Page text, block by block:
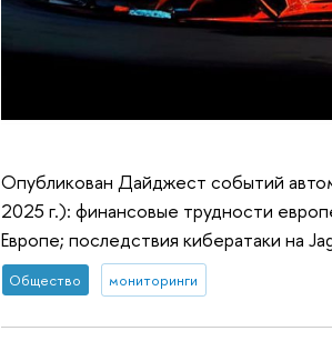
Опубликован Дайджест событий
2025 г.): финансовые трудности
Европе; последствия кибератаки на
Общество мониторинги